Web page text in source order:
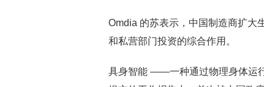
Omdia 的苏表示，中国制造商扩大
和私营部门投资的综合作用。
具身智能 ——一种通过物理身体运